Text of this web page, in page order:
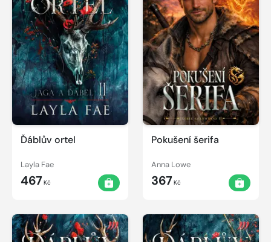
Ďáblův ortel
Layla Fae
467Kč
Pokušení šerifa
Anna Lowe
367Kč